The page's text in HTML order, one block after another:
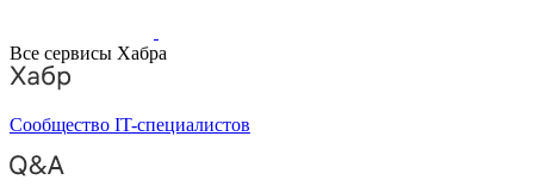
Все сервисы Хабра
Сообщество IT-специалистов